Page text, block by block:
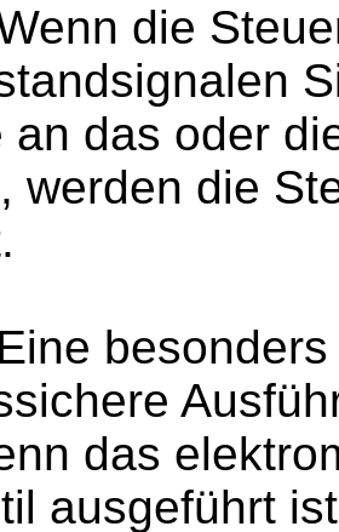
die
an das oder
werden die
Eine
das
ausgeführt